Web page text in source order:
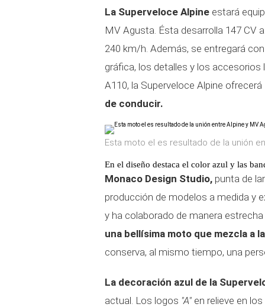
La Superveloce Alpine estará
MV Agusta. Ésta desarrolla 147 CV
240 km/h. Además, se entregará
gráfica, los detalles y los accesorios
A110, la Superveloce Alpine
de conducir.
Esta moto el es resultado de la unión
En el diseño destaca el color azul y las
Monaco Design Studio, punta de
producción de modelos a medida y
y ha colaborado de manera
una bellísima moto que mezcla a
conserva, al mismo tiempo, una
La decoración azul de la
actual. Los logos "A" en relieve en